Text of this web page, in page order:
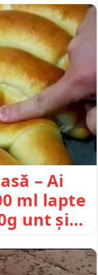
– Ai
ml lapte
unt și…